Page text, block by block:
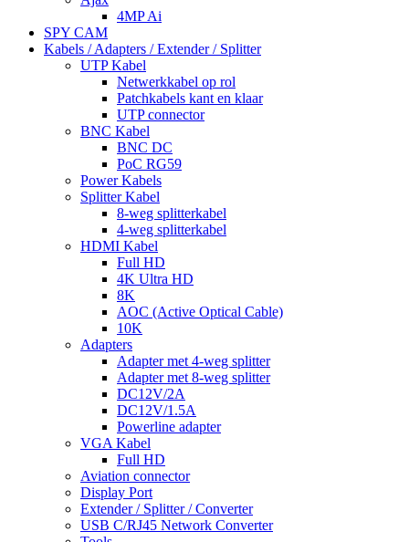
4MP Ai
SPY CAM
Kabels / Adapters / Extender / Splitter
UTP Kabel
Netwerkkabel op rol
Patchkabels kant en klaar
UTP connector
BNC Kabel
BNC DC
PoC RG59
Power Kabels
Splitter Kabel
8-weg splitterkabel
4-weg splitterkabel
HDMI Kabel
Full HD
4K Ultra HD
8K
AOC (Active Optical Cable)
10K
Adapters
Adapter met 4-weg splitter
Adapter met 8-weg splitter
DC12V/2A
DC12V/1.5A
Powerline adapter
VGA Kabel
Full HD
Aviation connector
Display Port
Extender / Splitter / Converter
USB C/RJ45 Network Converter